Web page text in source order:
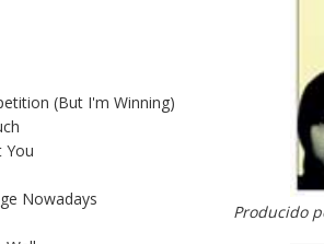
(But I'm Winning)
You
Nowadays
Producido